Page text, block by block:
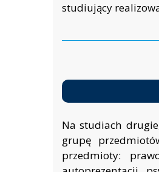
studiujący
Na studiach
grupę
przedmioty: